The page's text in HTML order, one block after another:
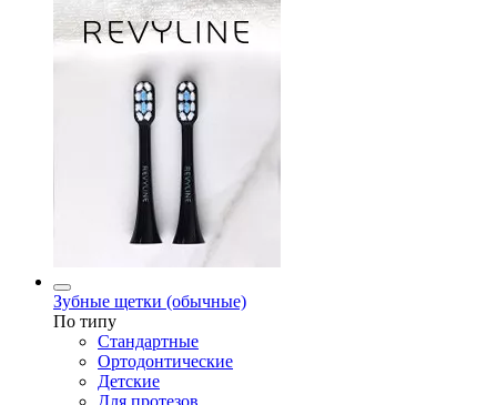
Зубные щетки (обычные)
По типу
Стандартные
Ортодонтические
Детские